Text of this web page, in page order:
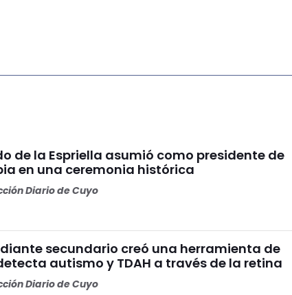
de la Espriella asumió como presidente de
en una ceremonia histórica
Diario de Cuyo
secundario creó una herramienta de
autismo y TDAH a través de la retina
Diario de Cuyo